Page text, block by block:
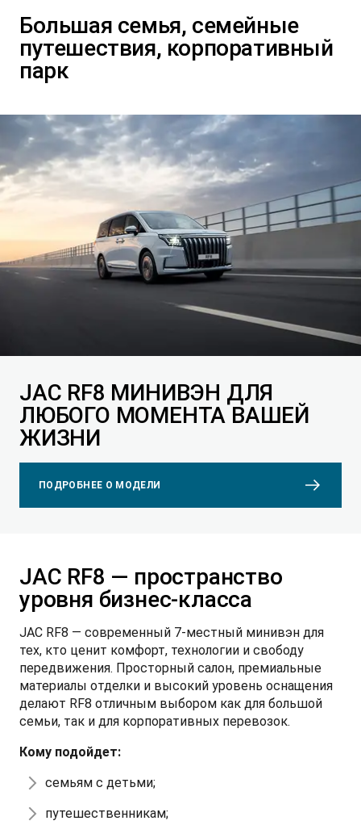
Большая семья, семейные
путешествия, корпоративный
парк
JAC RF8 МИНИВЭН ДЛЯ
ЛЮБОГО МОМЕНТА ВАШЕЙ
ЖИЗНИ
ПОДРОБНЕЕ О МОДЕЛИ
JAC RF8 — пространство
уровня бизнес-класса
JAC RF8 — современный 7-местный минивэн для
тех, кто ценит комфорт, технологии и свободу
передвижения. Просторный салон, премиальные
материалы отделки и высокий уровень оснащения
делают RF8 отличным выбором как для большой
семьи, так и для корпоративных перевозок.
Кому подойдет:
семьям с детьми;
путешественникам;